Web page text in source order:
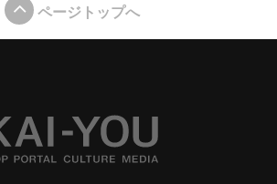
ページトップへ